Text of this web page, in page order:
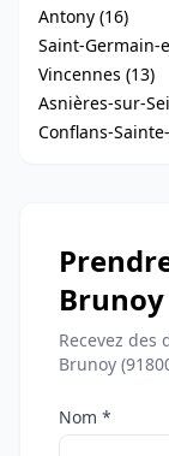
Antony (16)
Saint-Germain-
Vincennes (13)
Asnières-sur-
Conflans-
Brunoy
Recevez des
Brunoy
Nom *